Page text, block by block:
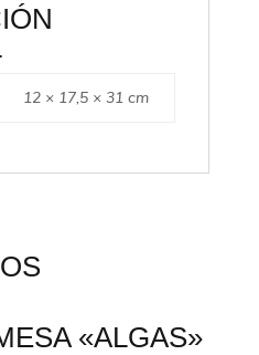
12 × 17,5 × 31 cm
«ALGAS»